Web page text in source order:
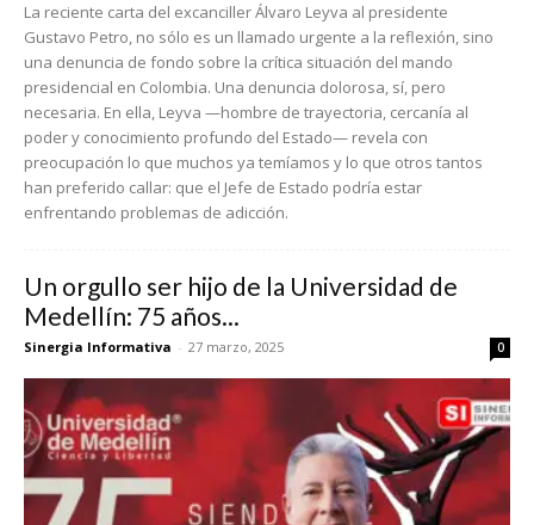
La reciente carta del excanciller Álvaro Leyva al presidente
Gustavo Petro, no sólo es un llamado urgente a la reflexión, sino
una denuncia de fondo sobre la crítica situación del mando
presidencial en Colombia. Una denuncia dolorosa, sí, pero
necesaria. En ella, Leyva —hombre de trayectoria, cercanía al
poder y conocimiento profundo del Estado— revela con
preocupación lo que muchos ya temíamos y lo que otros tantos
han preferido callar: que el Jefe de Estado podría estar
enfrentando problemas de adicción.
Un orgullo ser hijo de la Universidad de
Medellín: 75 años...
Sinergia Informativa - 27 marzo, 2025 0